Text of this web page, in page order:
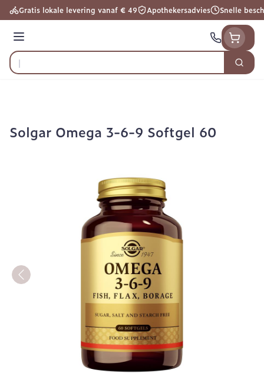
Ga naar de inhoud
Gratis lokale levering vanaf € 49 Apothekersadvies Snelle
Menu
Product, merk, categorie...
Zoek
Solgar Omega 3-6-9 Softgel 60